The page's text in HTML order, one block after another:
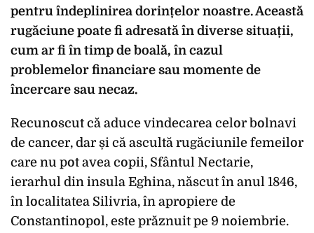
pentru îndeplinirea dorințelor noastre. Această
rugăciune poate fi adresată în diverse situații,
cum ar fi în timp de boală, în cazul
problemelor financiare sau momente de
încercare sau necaz.
Recunoscut că aduce vindecarea celor bolnavi
de cancer, dar și că ascultă rugăciunile femeilor
care nu pot avea copii, Sfântul Nectarie,
ierarhul din insula Eghina, născut în anul 1846,
în localitatea Silivria, în apropiere de
Constantinopol, este prăznuit pe 9 noiembrie.